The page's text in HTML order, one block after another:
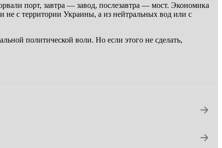
порт, завтра — завод, послезавтра — мост. Экономика
не с территории Украины, а из нейтральных вод или с
политической воли. Но если этого не сделать,
→
→